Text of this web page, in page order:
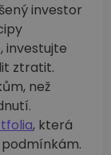
investor
investujte
ztratit.
než
, která